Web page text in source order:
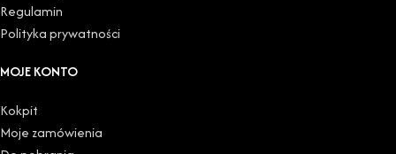
Regulamin
Polityka prywatności
MOJE KONTO
Kokpit
Moje zamówienia